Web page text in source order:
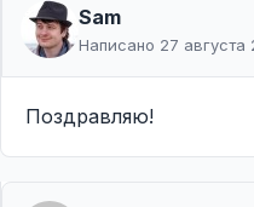
Sam
Написано 27 августа
Поздравляю!